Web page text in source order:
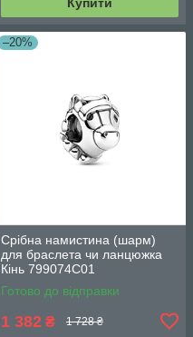
–20%
Срібна намистина (шарм)
для браслета чи ланцюжка
Кінь 799074C01
Готово до відправки
1 382 ₴ 1 728 ₴